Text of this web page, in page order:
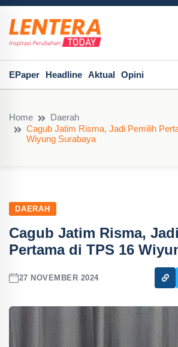
EPaper Headline Aktual Opini
Home
Daerah
Cagub Jatim Risma, Jadi Pemilih
Wiyung Surabaya
DAERAH
Cagub Jatim Risma,
Pertama di TPS 16
27 NOVEMBER 2024